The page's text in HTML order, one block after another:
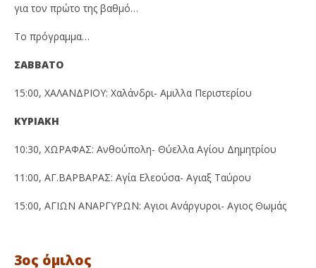
για τον πρώτο της βαθμό…
Το πρόγραμμα…
ΣΑΒΒΑΤΟ
15:00, ΧΑΛΑΝΔΡΙΟΥ: Χαλάνδρι- Αμιλλα Περιστερίου
ΚΥΡΙΑΚΗ
10:30, ΧΩΡΑΦΑΣ: Ανθούπολη- Θύελλα Αγίου Δημητρίου
11:00, ΑΓ.ΒΑΡΒΑΡΑΣ: Αγία Ελεούσα- Αγιαξ Ταύρου
15:00, ΑΓΙΩΝ ΑΝΑΡΓΥΡΩΝ: Αγιοι Ανάργυροι- Αγιος Θωμάς
3ος όμιλος